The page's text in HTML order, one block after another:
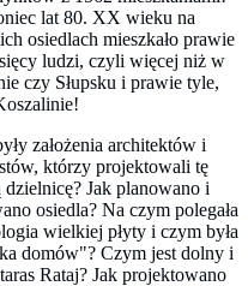
lat 80. XX wieku na
osiedlach mieszkało prawie
ludzi, czyli więcej niż w
czy Słupsku i prawie tyle,
założenia architektów i
którzy projektowali tę
Jak planowano i
osiedla? Na czym polegała
wielkiej płyty i czym była
domów"? Czym jest dolny i
Rataj? Jak projektowano